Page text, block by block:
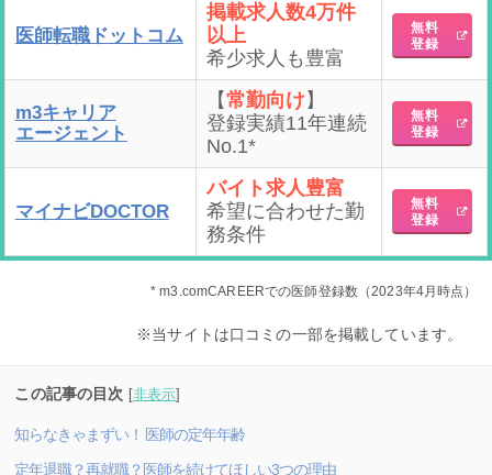
医師転職ドットコム
掲載求人数4万件
以上
希少求人も豊富
無料
登録
m3キャリア
エージェント
【常勤向け】
登録実績11年連続
No.1*
無料
登録
マイナビDOCTOR
バイト求人豊富
希望に合わせた勤
務条件
無料
登録
* m3.comCAREERでの医師登録数（2023年4月時点）
※当サイトは口コミの一部を掲載しています。
この記事の目次 [非表示]
知らなきゃまずい！ 医師の定年年齢
定年退職？再就職？医師を続けてほしい3つの理由